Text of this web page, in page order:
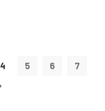
4 5 6 7